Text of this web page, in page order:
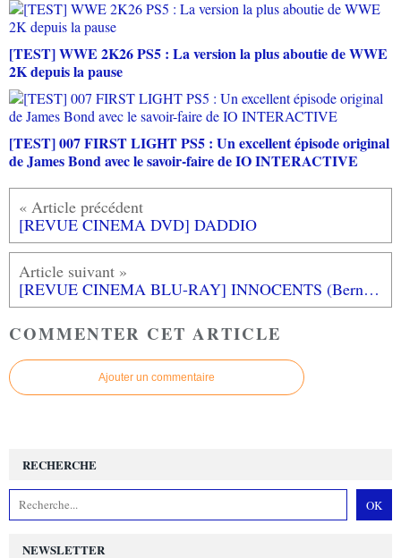
[TEST] WWE 2K26 PS5 : La version la plus aboutie de WWE
2K depuis la pause
[TEST] 007 FIRST LIGHT PS5 : Un excellent épisode original
de James Bond avec le savoir-faire de IO INTERACTIVE
[REVUE CINEMA DVD] DADDIO
[REVUE CINEMA BLU-RAY] INNOCENTS (Bernardo BERTOLUCCI)
COMMENTER CET ARTICLE
Ajouter un commentaire
NEWSLETTER
RECHERCHE